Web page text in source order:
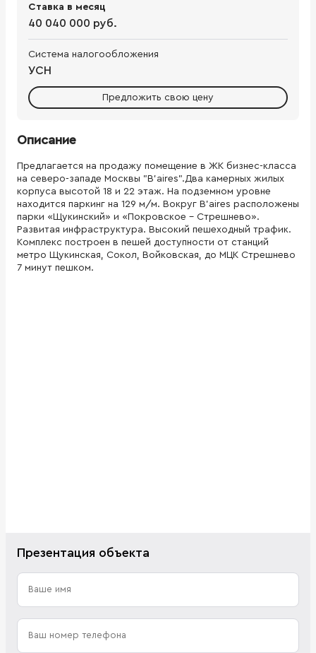
Ставка в месяц
40 040 000 руб.
Система налогообложения
УСН
Предложить свою цену
Описание
Предлагается на продажу помещение в ЖК бизнес-класса
на северо-западе Москвы "B’aires".Два камерных жилых
корпуса высотой 18 и 22 этаж. На подземном уровне
находится паркинг на 129 м/м. Вокруг B'aires расположены
парки «Щукинский» и «Покровское – Стрешнево».
Развитая инфраструктура. Высокий пешеходный трафик.
Комплекс построен в пешей доступности от станций
метро Щукинская, Сокол, Войковская, до МЦК Стрешнево
7 минут пешком.
Презентация объекта